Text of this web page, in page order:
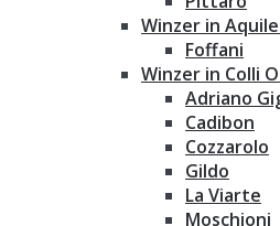
Winzer in
Foffani
Winzer in Colli
Adriano
Cadibon
Cozzarolo
Gildo
La Viarte
Moschioni